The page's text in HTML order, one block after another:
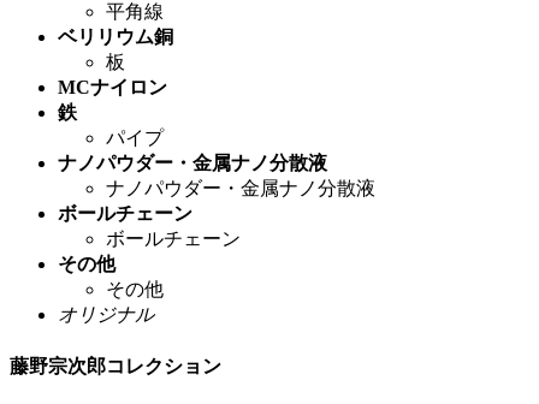
平角線
ベリリウム銅
板
MCナイロン
鉄
パイプ
ナノパウダー・金属ナノ分散液
ナノパウダー・金属ナノ分散液
ボールチェーン
ボールチェーン
その他
その他
オリジナル
藤野宗次郎コレクション